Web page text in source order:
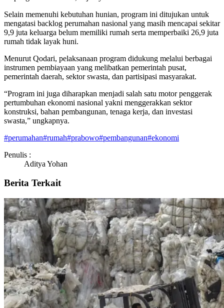
Selain memenuhi kebutuhan hunian, program ini ditujukan untuk
mengatasi backlog perumahan nasional yang masih mencapai sekitar
9,9 juta keluarga belum memiliki rumah serta memperbaiki 26,9 juta
rumah tidak layak huni.
Menurut Qodari, pelaksanaan program didukung melalui berbagai
instrumen pembiayaan yang melibatkan pemerintah pusat,
pemerintah daerah, sektor swasta, dan partisipasi masyarakat.
“Program ini juga diharapkan menjadi salah satu motor penggerak
pertumbuhan ekonomi nasional yakni menggerakkan sektor
konstruksi, bahan pembangunan, tenaga kerja, dan investasi
swasta,” ungkapnya.
#perumahan#rumah#prabowo#pembangunan#ekonomi
Penulis :
Aditya Yohan
Berita Terkait